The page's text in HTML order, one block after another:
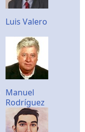
Luis Valero
Manuel
Rodríguez